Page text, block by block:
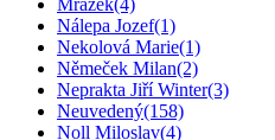
Mrázek(4)
Nálepa Jozef(1)
Nekolová Marie(1)
Němeček Milan(2)
Neprakta Jiří Winter(3)
Neuvedený(158)
Noll Miloslav(4)